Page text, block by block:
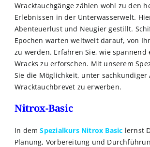
Wracktauchgänge zählen wohl zu den
Erlebnissen in der Unterwasserwelt.
Abenteuerlust und Neugier gestillt.
Epochen warten weltweit darauf, von
zu werden. Erfahren Sie, wie spannend
Wracks zu erforschen. Mit unserem
Sie die Möglichkeit, unter
Wracktauchbrevet zu erwerben.
Nitrox-Basic
In demSpezialkurs Nitrox Basic lernst
Planung, Vorbereitung und